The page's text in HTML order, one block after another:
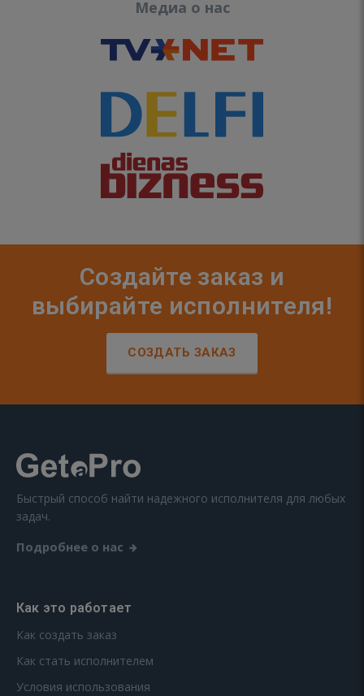
Медиа о нас
Создайте заказ и
выбирайте исполнителя!
СОЗДАТЬ ЗАКАЗ
Быстрый способ найти надежного исполнителя для любых
задач.
Подробнее о нас
Как это работает
Как создать заказ
Как стать исполнителем
Условия использования